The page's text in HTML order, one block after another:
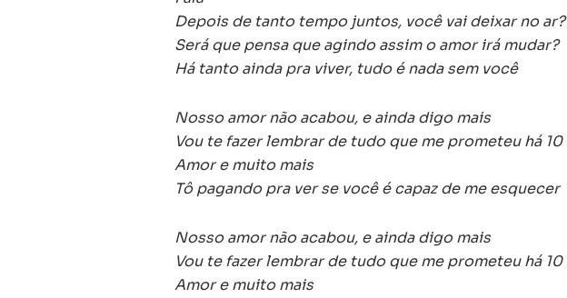
Depois de tanto tempo juntos, você vai deixar no ar?
Será que pensa que agindo assim o amor irá mudar?
Há tanto ainda pra viver, tudo é nada sem você
Nosso amor não acabou, e ainda digo mais
Vou te fazer lembrar de tudo que me prometeu há 10
Amor e muito mais
Tô pagando pra ver se você é capaz de me esquecer
Nosso amor não acabou, e ainda digo mais
Vou te fazer lembrar de tudo que me prometeu há 10
Amor e muito mais